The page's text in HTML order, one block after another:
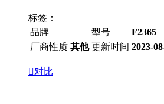
标签：
品牌
型号 F2365
厂商性质 其他 更新时间 2023-
对比